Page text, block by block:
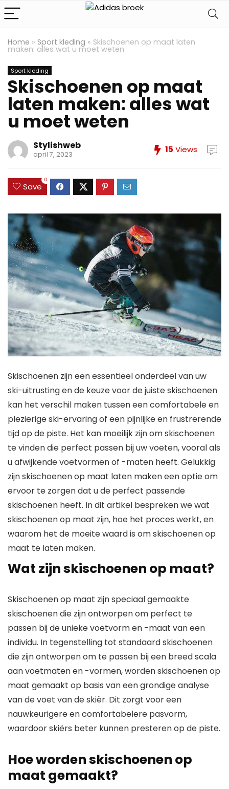
Home » Sport kleding » Skischoenen op maat laten
maken: alles wat u moet weten
Sport kleding
Skischoenen op maat
laten maken: alles wat
u moet weten
Stylishweb
april 7, 2023 15 Views
Save
0
Skischoenen zijn een essentieel onderdeel van uw
ski-uitrusting en de keuze voor de juiste skischoenen
kan het verschil maken tussen een comfortabele en
plezierige ski-ervaring of een pijnlijke en frustrerende
tijd op de piste. Het kan moeilijk zijn om skischoenen
te vinden die perfect passen bij uw voeten, vooral als
u afwijkende voetvormen of -maten heeft. Gelukkig
zijn skischoenen op maat laten maken een optie om
ervoor te zorgen dat u de perfect passende
skischoenen heeft. In dit artikel bespreken we wat
skischoenen op maat zijn, hoe het proces werkt, en
waarom het de moeite waard is om skischoenen op
maat te laten maken.
Wat zijn skischoenen op maat?
Skischoenen op maat zijn speciaal gemaakte
skischoenen die zijn ontworpen om perfect te
passen bij de unieke voetvorm en -maat van een
individu. In tegenstelling tot standaard skischoenen
die zijn ontworpen om te passen bij een breed scala
aan voetmaten en -vormen, worden skischoenen op
maat gemaakt op basis van een grondige analyse
van de voet van de skiër. Dit zorgt voor een
nauwkeurigere en comfortabelere pasvorm,
waardoor skiërs beter kunnen presteren op de piste.
Hoe worden skischoenen op
maat gemaakt?